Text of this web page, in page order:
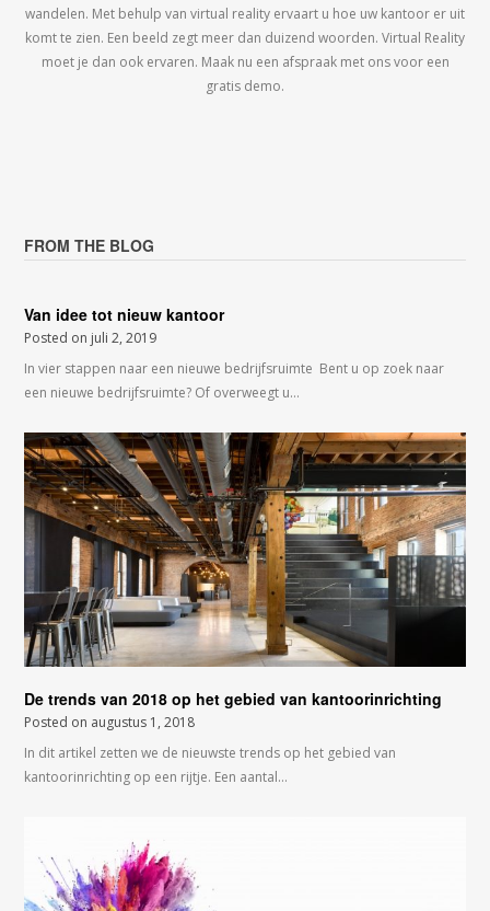
wandelen. Met behulp van virtual reality ervaart u hoe uw kantoor er uit
komt te zien. Een beeld zegt meer dan duizend woorden. Virtual Reality
moet je dan ook ervaren. Maak nu een afspraak met ons voor een
gratis demo.
FROM THE BLOG
Van idee tot nieuw kantoor
Posted on juli 2, 2019
In vier stappen naar een nieuwe bedrijfsruimte Bent u op zoek naar
een nieuwe bedrijfsruimte? Of overweegt u…
De trends van 2018 op het gebied van kantoorinrichting
Posted on augustus 1, 2018
In dit artikel zetten we de nieuwste trends op het gebied van
kantoorinrichting op een rijtje. Een aantal…